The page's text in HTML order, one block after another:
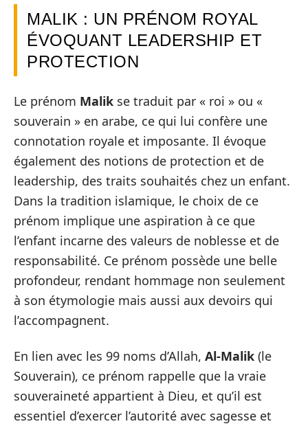
MALIK : UN PRÉNOM ROYAL
ÉVOQUANT LEADERSHIP ET
PROTECTION
Le prénom Malik se traduit par « roi » ou «
souverain » en arabe, ce qui lui confère une
connotation royale et imposante. Il évoque
également des notions de protection et de
leadership, des traits souhaités chez un enfant.
Dans la tradition islamique, le choix de ce
prénom implique une aspiration à ce que
l’enfant incarne des valeurs de noblesse et de
responsabilité. Ce prénom possède une belle
profondeur, rendant hommage non seulement
à son étymologie mais aussi aux devoirs qui
l’accompagnent.
En lien avec les 99 noms d’Allah, Al-Malik (le
Souverain), ce prénom rappelle que la vraie
souveraineté appartient à Dieu, et qu’il est
essentiel d’exercer l’autorité avec sagesse et